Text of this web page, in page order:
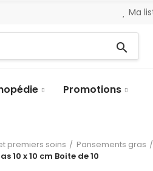
Ma
search
Promotions
premiers soins
Pansements gras
10 x 10 cm Boite de 10